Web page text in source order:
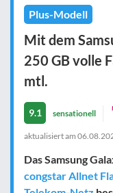
Plus-Modell
Mit dem
250 GB volle
mtl.
9.1 sensationell
aktualisiert am
Das Samsung
congstar Allnet